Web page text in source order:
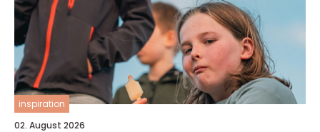
inspiration
02. August 2026